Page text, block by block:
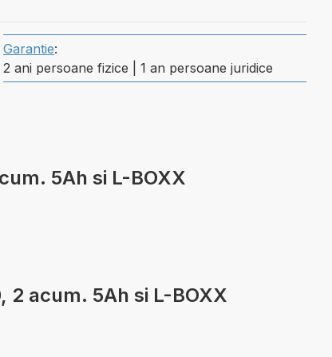
Garantie:
2 ani persoane fizice | 1 an persoane juridice
5Ah si L-BOXX
2 acum. 5Ah si L-BOXX